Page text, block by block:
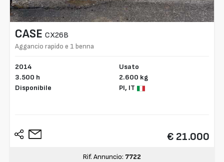
CASE CX26B
Aggancio rapido e 1 benna
2014
3.500 h
Disponibile
Usato
2.600 kg
PI, IT
€ 21.000
Rif. Annuncio: 7722